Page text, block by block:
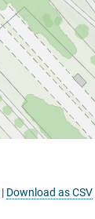
| Download as CSV